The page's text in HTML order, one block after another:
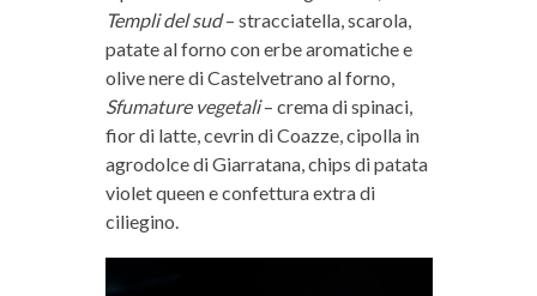
Templi del sud– stracciatella, scarola,
patate al forno con erbe aromatiche e
olive nere di Castelvetrano al forno,
Sfumature vegetali– crema di spinaci,
fior di latte, cevrin di Coazze, cipolla in
agrodolce di Giarratana, chips di patata
violet queen e confettura extra di
ciliegino.